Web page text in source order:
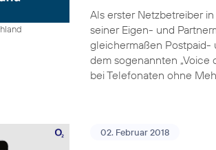
Als erster Netzbetreiber
seiner Eigen- und
gleichermaßen Postpaid-
dem sogenannten „Voice
bei Telefonaten ohne
02. Februar 2018